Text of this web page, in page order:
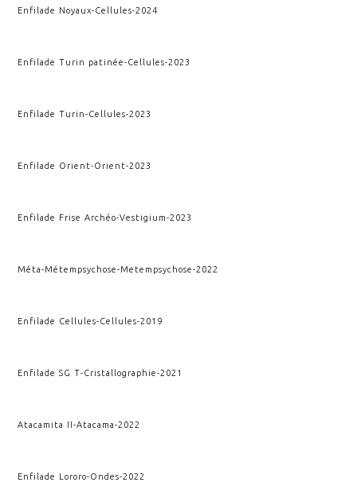
Enfilade Noyaux-Cellules-2024
Enfilade Turin patinée-Cellules-2023
Enfilade Turin-Cellules-2023
Enfilade Orient-Orient-2023
Enfilade Frise Archéo-Vestigium-2023
Méta-Métempsychose-Metempsychose-2022
Enfilade Cellules-Cellules-2019
Enfilade SG T-Cristallographie-2021
Atacamita II-Atacama-2022
Enfilade Lororo-Ondes-2022